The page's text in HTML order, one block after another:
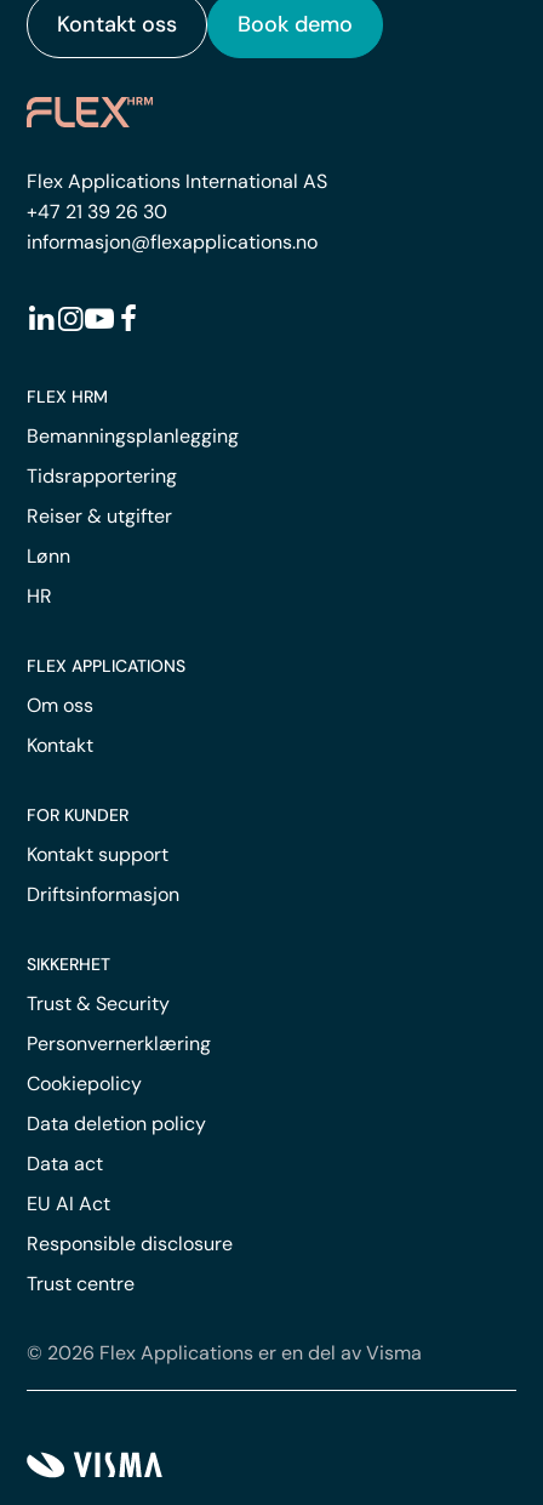
Kontakt oss Book demo
Flex Applications International AS
+47 21 39 26 30
informasjon@flexapplications.no
FLEX HRM
Bemanningsplanlegging
Tidsrapportering
Reiser & utgifter
Lønn
HR
FLEX APPLICATIONS
Om oss
Kontakt
FOR KUNDER
Kontakt support
Driftsinformasjon
SIKKERHET
Trust & Security
Personvernerklæring
Cookiepolicy
Data deletion policy
Data act
EU AI Act
Responsible disclosure
Trust centre
© 2026 Flex Applications er en del av Visma